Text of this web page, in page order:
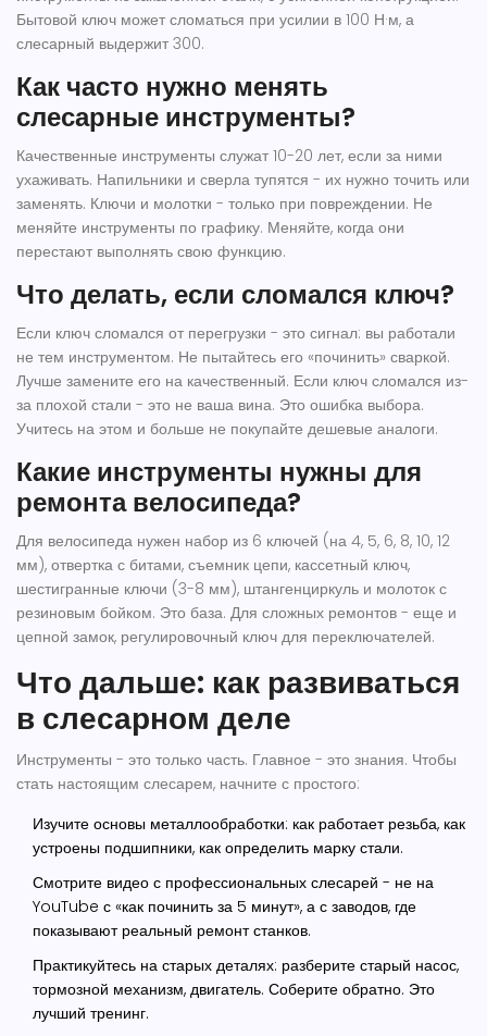
Бытовой ключ может сломаться при усилии в 100 Н·м, а
слесарный выдержит 300.
Как часто нужно менять
слесарные инструменты?
Качественные инструменты служат 10-20 лет, если за ними
ухаживать. Напильники и сверла тупятся - их нужно точить или
заменять. Ключи и молотки - только при повреждении. Не
меняйте инструменты по графику. Меняйте, когда они
перестают выполнять свою функцию.
Что делать, если сломался ключ?
Если ключ сломался от перегрузки - это сигнал: вы работали
не тем инструментом. Не пытайтесь его «починить» сваркой.
Лучше замените его на качественный. Если ключ сломался из-
за плохой стали - это не ваша вина. Это ошибка выбора.
Учитесь на этом и больше не покупайте дешевые аналоги.
Какие инструменты нужны для
ремонта велосипеда?
Для велосипеда нужен набор из 6 ключей (на 4, 5, 6, 8, 10, 12
мм), отвертка с битами, съемник цепи, кассетный ключ,
шестигранные ключи (3-8 мм), штангенциркуль и молоток с
резиновым бойком. Это база. Для сложных ремонтов - еще и
цепной замок, регулировочный ключ для переключателей.
Что дальше: как развиваться
в слесарном деле
Инструменты - это только часть. Главное - это знания. Чтобы
стать настоящим слесарем, начните с простого:
Изучите основы металлообработки: как работает резьба, как
устроены подшипники, как определить марку стали.
Смотрите видео с профессиональных слесарей - не на
YouTube с «как починить за 5 минут», а с заводов, где
показывают реальный ремонт станков.
Практикуйтесь на старых деталях: разберите старый насос,
тормозной механизм, двигатель. Соберите обратно. Это
лучший тренинг.